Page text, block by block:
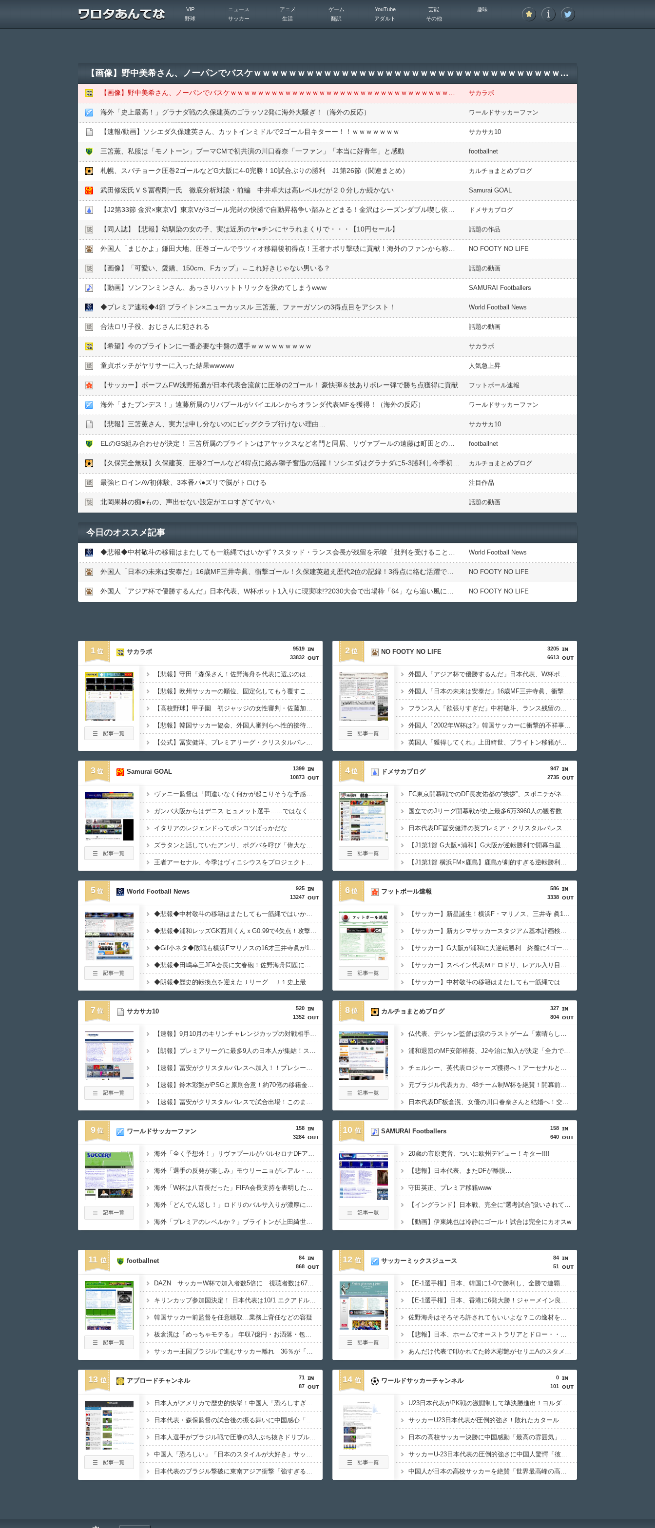
VIP ニュース アニメ ゲーム YouTube 芸能
趣味
野球
サッカー 生活 翻訳 アダルト その他
【画像】野中美希さん、ノーパンでバスケｗｗｗｗｗｗｗｗｗｗｗｗｗｗｗｗｗｗｗｗｗｗｗｗｗｗｗｗｗｗｗｗｗｗｗｗｗｗｗｗｗｗｗｗｗ
サカラボ
海外「史上最高！」グラナダ戦の久保建英のゴラッソ2発に海外大騒ぎ！（海外の反応） ワールドサッカーファン
【速報/動画】ソシエダ久保建英さん、カットインミドルで2ゴール目キターー！！ｗｗｗｗｗｗｗ サカサカ10
三笘薫、私服は「モノトーン」プーマCMで初共演の川口春奈「一ファン」「本当に好青年」と感動 footballnet
札幌、スパチョーク圧巻2ゴールなどG大阪に4-0完勝！10試合ぶりの勝利 J1第26節（関連まとめ） カルチョまとめブログ
武田修宏氏ＶＳ冨樫剛一氏 徹底分析対談・前編 中井卓大は高レベルだが２０分しか続かない Samurai GOAL
ドメサカブログ
【同人誌】【悲報】幼馴染の女の子、実は近所のヤ●︎チンにヤラれまくりで・・・【10円セール】 話題の作品
NO FOOTY NO LIFE
【画像】「可愛い、愛嬌、150cm、Fカップ」←これ好きじゃない男いる？ 話題の動画
【動画】ソンフンミンさん、あっさりハットトリックを決めてしまうwww SAMURAI Footballers
◆プレミア速報◆4節 ブライトン×ニューカッスル 三笘薫、ファーガソンの3得点目をアシスト！ World Football News
合法ロリ子役、おじさんに犯される 話題の動画
【希望】今のブライトンに一番必要な中盤の選手ｗｗｗｗｗｗｗｗｗ サカラボ
童貞ボッチがヤリサーに入った結果wwwww 人気急上昇
【サッカー】ボーフムFW浅野拓磨が日本代表合流前に圧巻の2ゴール！ 豪快弾＆技ありボレー弾で勝ち点獲得に貢献 フットボール速報
海外「またブンデス！」遠藤所属のリバプールがバイエルンからオランダ代表MFを獲得！（海外の反応） ワールドサッカーファン
【悲報】三笘薫さん、実力は申し分ないのにビッグクラブ行けない理由… サカサカ10
footballnet
カルチョまとめブログ
最強ヒロインAV初体験、3本番パ●︎ズリで脳がトロける 注目作品
北岡果林の痴●︎もの、声出せない設定がエロすぎてヤバい 話題の動画
今日のオススメ記事
World Football News
NO FOOTY NO LIFE
NO FOOTY NO LIFE
1
9519
33832
サカラボ
【悲報】守田「森保さん！佐野海舟を代表に選ぶのはマズイっすよ」→守田代表落ちｗｗｗｗｗｗｗ
【悲報】欧州サッカーの順位、固定化してもう覆すことができないｗｗｗｗ
【高校野球】甲子園 初ジャッジの女性審判・佐藤加奈さん、自ら判定覆したプレーを謝罪 ｢苦いデビュー戦に…｣
【悲報】韓国サッカー協会、外国人審判らへ性的接待疑惑→ロンドン五輪銅メダルはく奪の可能性。「審判の国籍は日本、UAE、イラン…」
【公式】冨安健洋、プレミアリーグ・クリスタルパレス加入を発表！ 背番号17「望んでいた場所」
2
3205
6613
NO FOOTY NO LIFE
外国人「アジア杯で優勝するんだ」日本代表、W杯ポット1入りに現実味!?2030大会で出場枠「64」なら追い風に！アメリカ人もポット1争いに熱視線！【海外の反応】
外国人「日本の未来は安泰だ」16歳MF三井寺眞、衝撃ゴール！久保建英超え歴代2位の記録！3得点に絡む活躍で海外絶賛！【海外の反応】
フランス人「欲張りすぎだ」中村敬斗、ランス残留の可能性を会長が示唆！移籍金が交渉の壁に..現地サポの本音がこれ！【海外の反応】
外国人「2002年W杯は?」韓国サッカーに衝撃的不祥事！W杯予選でレフリーへの性的接待発覚！海外騒然！【海外の反応】
英国人「獲得してくれ」上田綺世、ブライトン移籍が浮上！三笘薫との日本代表ホットライン実現!?現地サポ大興奮！「勘弁してくれ」と危惧される懸念点とは!?【海外の反応】
3
1399
10873
Samurai GOAL
ヴァニー監督は「間違いなく何かが起こりそうな予感がした。9番がいることでチームは別物」と高評価
ガンバ大阪からはデニス ヒュメット選手……ではなく、荒木琉偉選手が登壇しました
イタリアのレジェンドってポンコツばっかだな…
ズラタンと話していたアンリ、ポグバを呼び「偉大な選手2人の輪に加わっていい。ただし、まだ俺たちのレベルじゃないから床に座れ。」
王者アーセナル、今季はヴィニシウスをプロジェクトの中心に据えたい考えか。本人に通達済みとも
4
947
2735
ドメサカブログ
FC東京開幕戦でのDF長友佑都の“挨拶”、スポニチがネタバレ報道
国立でのJリーグ開幕戦が史上最多6万3960人の観客数！地上波中継＆劇的な試合展開でSNSでも話題に
日本代表DF冨安健洋の英プレミア・クリスタルパレス加入が正式決定 鎌田大地とチームメイトに
【J1第1節 G大阪×浦和】G大阪が逆転勝利で開幕白星スタート！数的優位の中で逆転を許す苦しい展開も終盤に再逆転に成功
【J1第1節 横浜FM×鹿島】鹿島が劇的すぎる逆転勝利で国立での開幕戦制す！後半ATにチャヴリッチが2ゴールの大活躍
5
925
13247
World Football News
◆悲報◆中村敬斗の移籍はまたしても一筋縄ではいかず？スタッド・ランス会長が残留を示唆「批判を受けることがあったとしても」
◆悲報◆浦和レッズGK西川くんｘG0.99で4失点！攻撃は10人でｘG2.56で3Gと気を吐くも豆腐守備で敗戦
◆Gif小ネタ◆敗戦も横浜Fマリノスの16才三井寺眞が1G2起点！1起点目のトラップがウマすぎると話題に！
◆悲報◆田嶋幸三JFA会長に文春砲！佐野海舟問題に強く反対した守田英正…その後招集されず
◆朗報◆歴史的転換点を迎えたＪリーグ Ｊ１史上最多６万３９６０人の観客が国立を埋める…シーズン移行開幕
6
586
3338
フットボール速報
【サッカー】新星誕生！横浜F・マリノス、三井寺 眞16歳4カ月5日ゴール 全３得点絡む！ 今春 中学を卒業したばかり
【サッカー】新カシマサッカースタジアム基本計画検討へ 茨城県有識者会議初会合 公設民営で整備方針
【サッカー】G大阪が浦和に大逆転勝利 終盤に4ゴール波乱の展開…サヴィオ退場など警告5枚で大荒れの一戦に
【サッカー】スペイン代表ＭＦロドリ、レアル入り目前から一転、バルサ加入へ 現地メディア伝える ４年契約で年俸５５億円準備
【サッカー】中村敬斗の移籍はまたしても一筋縄ではいかず？スタッド・ランス会長が残留を示唆「批判を受けることがあったとしても」
7
520
1352
サカサカ10
【速報】9月10月のキリンチャレンジカップの対戦相手がこちら！W杯出場国と対戦へ
【朗報】プレミアリーグに最多9人の日本人が集結！スタメン出場の選手は意外と少なそう？
【速報】冨安がクリスタルパレスへ加入！！プレシーズン参加から本契約へ！
【速報】鈴木彩艶がPSGと原則合意！約70億の移籍金となる模様
【速報】冨安がクリスタルパレスで試合出場！このまま内定の声が上がっている模様wwwww
8
327
804
カルチョまとめブログ
仏代表、デシャン監督は涙のラストゲーム「素晴らしい冒険だった」 来週にもジダン新監督が就任へ
浦和退団のMF安部裕葵、J2今治に加入が決定「全力で頑張ります」（関連まとめ）
チェルシー、英代表ロジャーズ獲得へ！アーセナルとの争奪戦を制す 移籍金は英国人史上最高額の1億1700万ポンド（約256億円）
元ブラジル代表カカ、48チーム制W杯を絶賛！開幕前の不安を一蹴「多すぎると思っていたが退屈な試合は一つもなかった」
日本代表DF板倉滉、女優の川口春奈さんと結婚へ！交際１年、W杯を終え決断（関連まとめ）
9
158
3284
ワールドサッカーファン
海外「全く予想外！」リヴァプールがバルセロナDFアラウホをレンタルで獲得！（海外の反応）
海外「選手の反発が楽しみ」モウリーニョがレアル・に導入した新ルール（海外の反応）
海外「W杯は八百長だった」FIFA会長支持を表明したサッカー協会に海外大騒ぎ！（海外の反応）
海外「どんでん返し！」ロドリのバルサ入りが濃厚になって海外大騒ぎ！（海外の反応）
海外「プレミアのレベルか？」ブライトンが上田綺世の獲得に動き出して海外大騒ぎ！（海外の反応）
10
158
640
SAMURAI Footballers
20歳の市原吏音、ついに欧州デビュー！キター!!!!
【悲報】日本代表、またDFが離脱…
守田英正、プレミア移籍www
【イングランド】日本戦、完全に“選考試合”扱いされている可能性
【動画】伊東純也は冷静にゴール！試合は完全にカオスw
11
84
868
footballnet
DAZN サッカーW杯で加入者数5倍に 視聴者数は6700万人 総視聴数も4億超え
キリンカップ参加国決定！ 日本代表は10/1 エクアドル（TBS）10/5 パナマかニュージーランド（テレ朝）と対戦
韓国サッカー前監督を任意聴取…業務上背任などの容疑
板倉滉は「めっちゃモテる」 年収7億円・お洒落・包容力…超愛される日本代表
サッカー王国ブラジルで進むサッカー離れ 36％が「関心なし」
12
84
51
サッカーミックスジュース
【E-1選手権】日本、韓国に1-0で勝利し、全勝で連覇達成！ジャーメインのゴールを守り切る！
【E-1選手権】日本、香港に6発大勝！ジャーメイン良がデビュー戦で4ゴール！
佐野海舟はそろそろ許されてもいいよな？この逸材を代表に呼ばないのは大損失だろ
【悲報】日本、ホームでオーストラリアとドロー・・・谷口OGでまさかの先制許すもキレキレ中村が同点弾演出でかろうじて勝ち点1
あんだけ代表で叩かれてた鈴木彩艶がセリエAのスタメンで大活躍してるという事実
13
71
87
アブロードチャンネル
日本人がアメリカで歴史的快挙！中国人「恐ろしすぎる」「人間にこんなことが可能なのか？」「サッカーで例えるなら…」【海外の反応】
日本代表・森保監督の試合後の振る舞いに中国感心「親しみやすくて有能」「謙虚で礼儀正しい」【海外の反応】
日本人選手がブラジル戦で圧巻の3人ぶち抜きドリブル！中国人「バケモンだ」「風のような男」【海外の反応】
中国人「恐ろしい」「日本のスタイルが大好き」サッカー日本代表のブラジル戦初勝利に中国驚嘆【海外の反応】
日本代表のブラジル撃破に東南アジア衝撃「強すぎる「韓国は日本を見習わないと」「アジアは彼らにとって狭すぎる」【海外の反応】
14
0
101
ワールドサッカーチャンネル
U23日本代表がPK戦の激闘制して準決勝進出！ヨルダン「史上最も奇妙なPK」「日本を追い詰めたことは誇らしい」【海外の反応】
サッカーU23日本代表が圧倒的強さ！敗れたカタール脱帽「日本は真のチャンピオン」「神の意志により我々は立ち上がる」【海外の反応】
日本の高校サッカー決勝に中国感動「最高の雰囲気」「こんな大会に出場したかった」【海外の反応】
サッカーU-23日本代表の圧倒的強さに中国人驚愕「彼らにアジアは狭すぎる」【海外の反応】
中国人が日本の高校サッカーを絶賛「世界最高峰の高校大会」「中国スーパーリーグと同レベル」【海外の反応】